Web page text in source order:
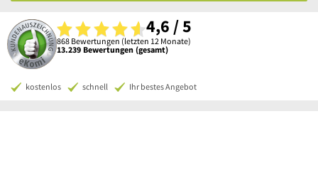
4,6 / 5
868 Bewertungen (letzten 12 Monate)
13.239 Bewertungen (gesamt)
kostenlos schnell Ihr bestes Angebot